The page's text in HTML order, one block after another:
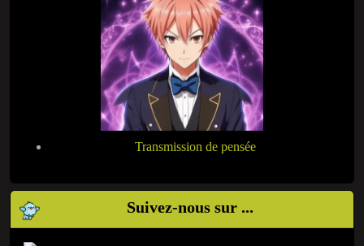
Transmission de pensée
Suivez-nous sur ...